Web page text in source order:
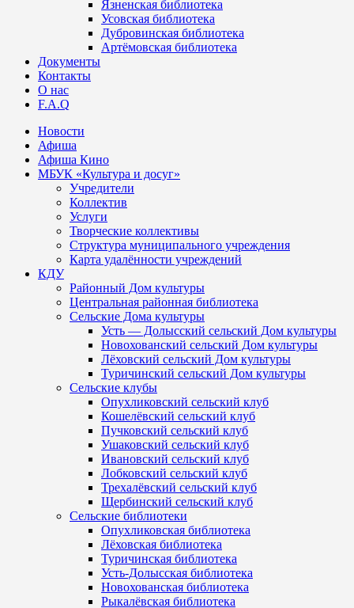
Язненская библиотека
Усовская библиотека
Дубровинская библиотека
Артёмовская библиотека
Документы
Контакты
О нас
F.A.Q
Новости
Афиша
Афиша Кино
МБУК «Культура и досуг»
Учредители
Коллектив
Услуги
Творческие коллективы
Структура муниципального учреждения
Карта удалённости учреждений
КДУ
Районный Дом культуры
Центральная районная библиотека
Сельские Дома культуры
Усть — Долысский сельский Дом культуры
Новохованский сельский Дом культуры
Лёховский сельский Дом культуры
Туричинский сельский Дом культуры
Сельские клубы
Опухликовский сельский клуб
Кошелёвский сельский клуб
Пучковский сельский клуб
Ушаковский сельский клуб
Ивановский сельский клуб
Лобковский сельский клуб
Трехалёвский сельский клуб
Щербинский сельский клуб
Сельские библиотеки
Опухликовская библиотека
Лёховская библиотека
Туричинская библиотека
Усть-Долысская библиотека
Новохованская библиотека
Рыкалёвская библиотека